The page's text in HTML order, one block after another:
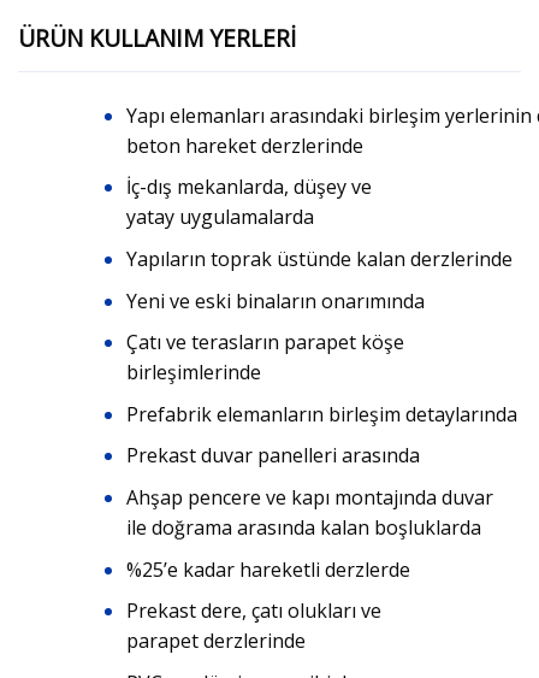
ÜRÜN KULLANIM YERLERİ
Yapı elemanları arasındaki birleşim
beton hareket derzlerinde
İç-dış mekanlarda, düşey ve
yatay uygulamalarda
Yapıların toprak üstünde kalan derzlerinde
Yeni ve eski binaların onarımında
Çatı ve terasların parapet köşe
birleşimlerinde
Prefabrik elemanların birleşim detaylarında
Prekast duvar panelleri arasında
Ahşap pencere ve kapı montajında duvar
ile doğrama arasında kalan boşluklarda
%25’e kadar hareketli derzlerde
Prekast dere, çatı olukları ve
parapet derzlerinde